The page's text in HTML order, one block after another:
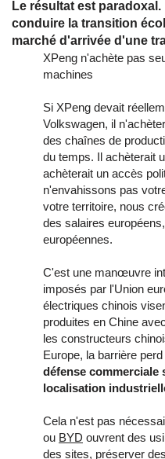
Le résultat est
conduire la transition
marché d'arrivée d'une
XPeng n'achète pas
machines
Si XPeng devait
Volkswagen, il
des chaînes de
du temps. Il achèterait
achèterait un accès
n'envahissons pas
votre territoire, nous
des salaires
européennes.
C'est une manœuvre
imposés par l'Union
électriques chinois
produites en Chine
les constructeurs
Europe, la barrière
défense commerciale
localisation
Cela n'est pas
ou BYD ouvrent des
des sites, préserver